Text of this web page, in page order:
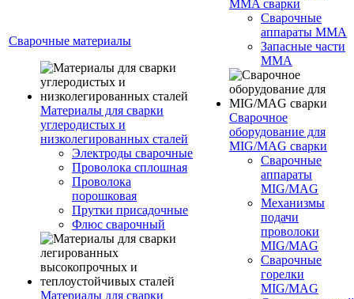
Сварочные материалы
Материалы для сварки
углеродистых и
низколегированных сталей
Электроды сварочные
Проволока сплошная
Проволока
порошковая
Прутки присадочные
Флюс сварочный
Материалы для сварки
MMA сварки
Сварочные
аппараты MMA
Запасные части
MMA
Сварочное
оборудование для
MIG/MAG сварки
Сварочные
аппараты
MIG/MAG
Механизмы
подачи
проволоки
MIG/MAG
Сварочные
горелки
MIG/MAG